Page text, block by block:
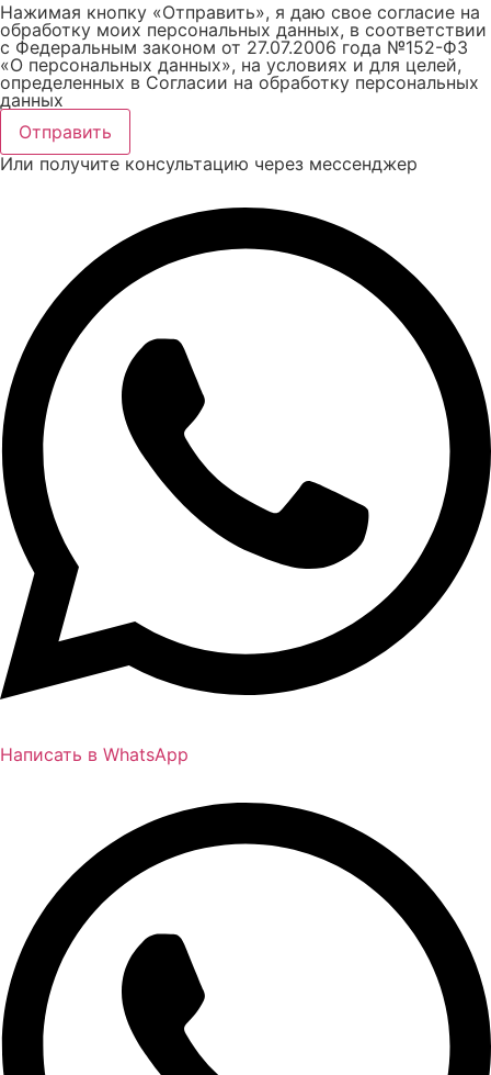
Нажимая кнопку «Отправить», я даю свое согласие на
обработку моих персональных данных, в соответствии
с Федеральным законом от 27.07.2006 года №152-ФЗ
«О персональных данных», на условиях и для целей,
определенных в Согласии на обработку персональных
данных
Отправить
Или получите консультацию через мессенджер
Написать в WhatsApp